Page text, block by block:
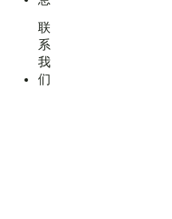
联
系
我
们